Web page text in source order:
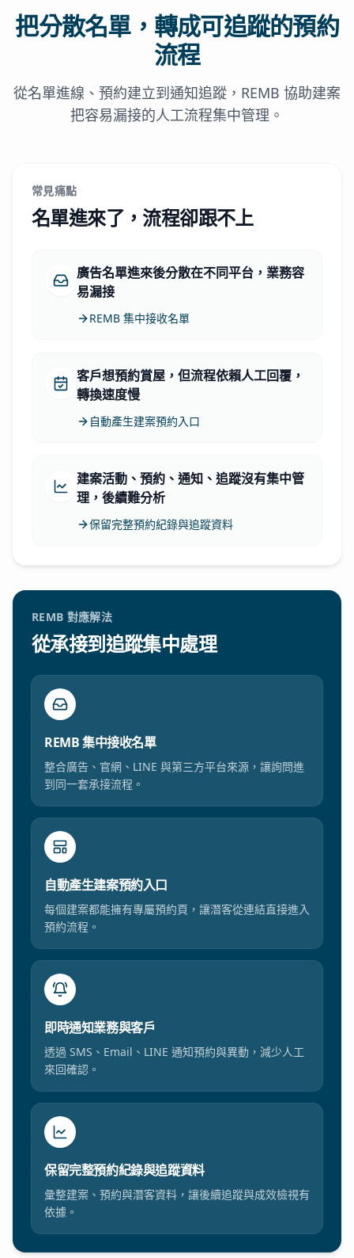
把分散名單，轉成可追蹤的預約
流程
從名單進線、預約建立到通知追蹤，REMB 協助建案
把容易漏接的人工流程集中管理。
常見痛點
名單進來了，流程卻跟不上
廣告名單進來後分散在不同平台，業務容
易漏接
REMB 集中接收名單
客戶想預約賞屋，但流程依賴人工回覆，
轉換速度慢
自動產生建案預約入口
建案活動、預約、通知、追蹤沒有集中管
理，後續難分析
保留完整預約紀錄與追蹤資料
REMB 對應解法
從承接到追蹤集中處理
REMB 集中接收名單
整合廣告、官網、LINE 與第三方平台來源，讓詢問進
到同一套承接流程。
自動產生建案預約入口
每個建案都能擁有專屬預約頁，讓潛客從連結直接進入
預約流程。
即時通知業務與客戶
透過 SMS、Email、LINE 通知預約與異動，減少人工
來回確認。
保留完整預約紀錄與追蹤資料
彙整建案、預約與潛客資料，讓後續追蹤與成效檢視有
依據。